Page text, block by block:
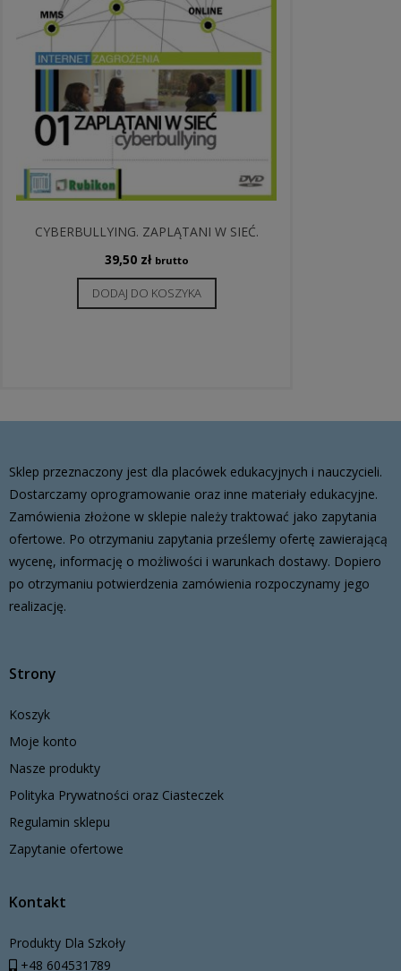
CYBERBULLYING. ZAPLĄTANI W SIEĆ.
39,50 zł brutto
DODAJ DO KOSZYKA
Sklep przeznaczony jest dla placówek edukacyjnych i nauczycieli.
Dostarczamy oprogramowanie oraz inne materiały edukacyjne.
Zamówienia złożone w sklepie należy traktować jako zapytania
ofertowe. Po otrzymaniu zapytania prześlemy ofertę zawierającą
wycenę, informację o możliwości i warunkach dostawy. Dopiero
po otrzymaniu potwierdzenia zamówienia rozpoczynamy jego
realizację.
Strony
Koszyk
Moje konto
Nasze produkty
Polityka Prywatności oraz Ciasteczek
Regulamin sklepu
Zapytanie ofertowe
Kontakt
Produkty Dla Szkoły
+48 604531789